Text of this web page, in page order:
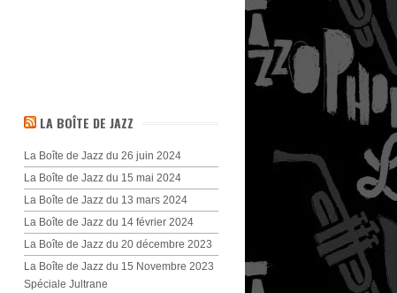
LA BOÎTE DE JAZZ
La Boîte de Jazz du 26 juin 2024
La Boîte de Jazz du 15 mai 2024
La Boîte de Jazz du 13 mars 2024
La Boîte de Jazz du 14 février 2024
La Boîte de Jazz du 20 décembre 2023
La Boîte de Jazz du 15 Novembre 2023
Spéciale Jultrane